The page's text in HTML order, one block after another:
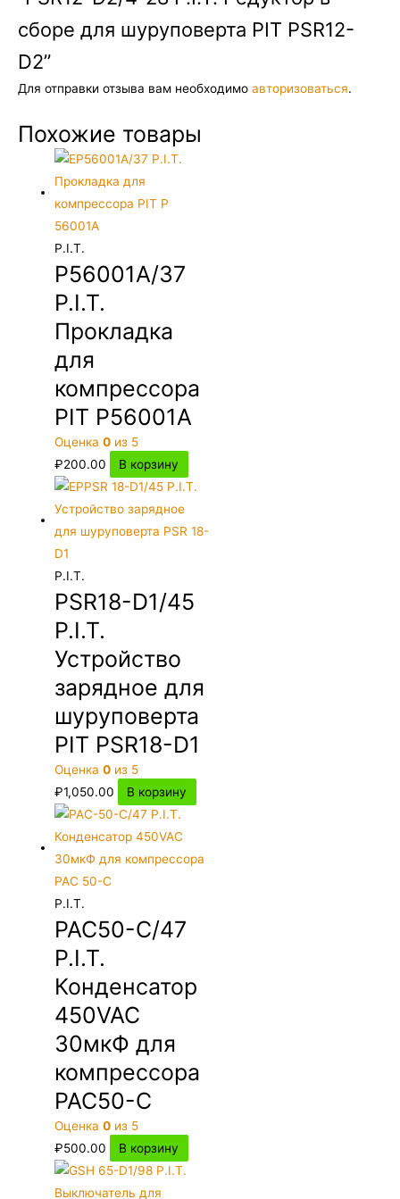
сборе для шуруповерта PIT PSR12-
D2”
Для отправки отзыва вам необходимо авторизоваться.
Похожие товары
P.I.T.
P56001A/37
P.I.T.
Прокладка
для
компрессора
PIT P56001A
Оценка0 из 5
₽200.00 В корзину
P.I.T.
PSR18-D1/45
P.I.T.
Устройство
зарядное для
шуруповерта
PIT PSR18-D1
Оценка0 из 5
₽1,050.00 В корзину
P.I.T.
PAC50-C/47
P.I.T.
Конденсатор
450VAC
30мкФ для
компрессора
PAC50-C
Оценка0 из 5
₽500.00 В корзину